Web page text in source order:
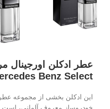
عطر ادکلن
Benz Select
این ادکلن بخشی از مجموعه